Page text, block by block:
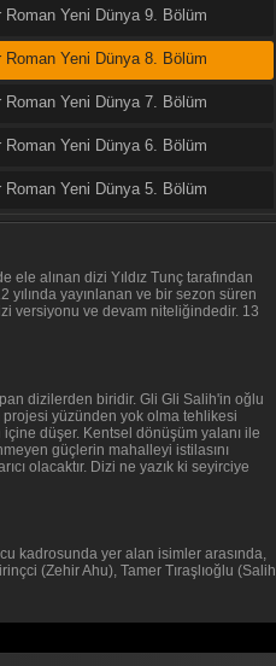
Mümkün
Türkiye 2026
4 Sezon
Gece
Türkiye 2026
Roman Yeni Dünya 9. Bölüm
Roman Yeni Dünya 8. Bölüm
Roman Yeni Dünya 7. Bölüm
Roman Yeni Dünya 6. Bölüm
Roman Yeni Dünya 5. Bölüm
Roman Yeni Dünya 3. Bölüm
Roman Yeni Dünya 2. Bölüm
Bölümleri Göster
ele alınan dizi Yıldız Tunç tarafından
yayınlanan ve bir sezon süren
versiyonu ve devam niteliğindedir. 13
dizilerden biridir. Gli Gli Salih'in oğlu
projesi yüzünden yok olma tehlikesi
düşer. Kentsel dönüşüm yalanı ile
güçlerin mahalleyi istilasını
olacaktır. Dizi ne yazık ki seyirciye
kadrosunda yer alan isimler arasında,
(Zehir Ahu), Tamer Tıraşlıoğlu (Salih